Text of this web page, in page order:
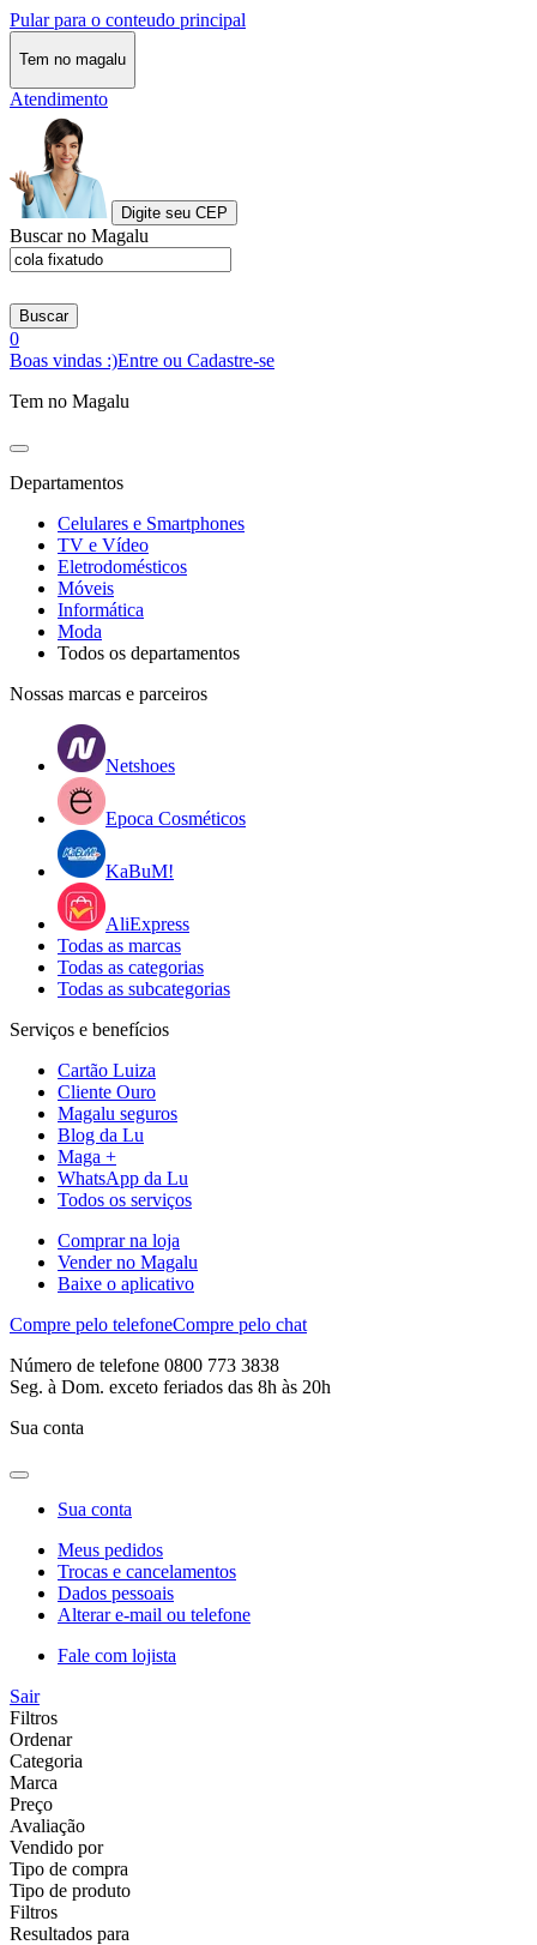
Pular para o conteudo principal
Tem no magalu
Atendimento
Digite seu CEP
Buscar no Magalu
Buscar
0
Boas vindas :)Entre ou Cadastre-se
Tem no Magalu
Departamentos
Celulares e Smartphones
TV e Vídeo
Eletrodomésticos
Móveis
Informática
Moda
Todos os departamentos
Nossas marcas e parceiros
Netshoes
Epoca Cosméticos
KaBuM!
AliExpress
Todas as marcas
Todas as categorias
Todas as subcategorias
Serviços e benefícios
Cartão Luiza
Cliente Ouro
Magalu seguros
Blog da Lu
Maga +
WhatsApp da Lu
Todos os serviços
Comprar na loja
Vender no Magalu
Baixe o aplicativo
Compre pelo telefoneCompre pelo chat
Número de telefone 0800 773 3838
Seg. à Dom. exceto feriados das 8h às 20h
Sua conta
Sua conta
Meus pedidos
Trocas e cancelamentos
Dados pessoais
Alterar e-mail ou telefone
Fale com lojista
Sair
Filtros
Ordenar
Categoria
Marca
Preço
Avaliação
Vendido por
Tipo de compra
Tipo de produto
Filtros
Resultados para